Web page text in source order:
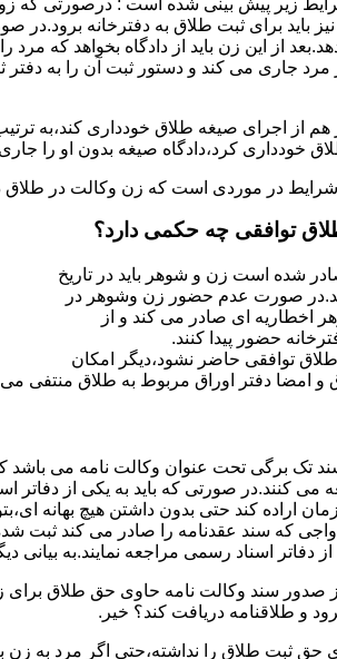
باید برای ثبت طلاق به دفترخانه
از این زن باید از دادگاه بخواهد که
جاری می کند و دستور ثبت آن را به
از اجرای صیغه طلاق خودداری کند،به
خودداری کرد،دادگاه صیغه بدون او را
شرایط در موردی است که زن وکالت در
توافقی چه حکمی دارد؟
شده است زن و شوهر باید در تاریخ
صورت عدم حضور زن وشوهر در
اخطاریه ای صادر می کند و از
حضور پیدا کنند.
توافقی حاضر نشود،دیگر امکان
و امضا دفتر اوراق مربوط به طلاق منتفی
برگی تحت عنوان وکالت نامه می باشد
می کنند.در صورتی که باید به یکی از دفاتر
اراده کند حتی بدون داشتن هیچ بهانه
که سند عقدنامه را صادر می کند
دفاتر اسناد رسمی مراجعه نمایند.به
سند وکالت نامه حاوی حق طلاق برای
و طلاقنامه دریافت کند؟ خیر.
ثبت طلاق را نداشته،حتی اگر مرد به زن